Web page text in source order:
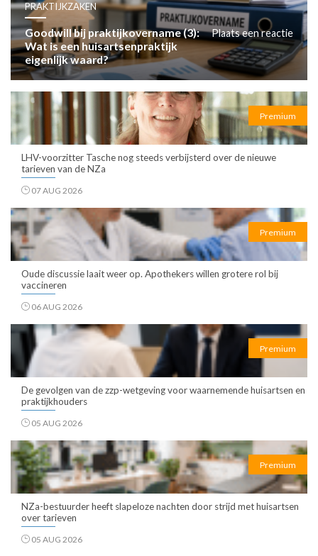
PRAKTIJKZAKEN
Goodwill bij praktijkovername (3):
Wat is een huisartsenpraktijk
eigenlijk waard?
Plaats een reactie
Premium
LHV-voorzitter Tasche nog steeds verbijsterd over de nieuwe
tarieven van de NZa
07 AUG 2026
Premium
Oude discussie laait weer op. Apothekers willen grotere rol bij
vaccineren
06 AUG 2026
Premium
De gevolgen van de zzp-wetgeving voor waarnemende huisartsen en
praktijkhouders
05 AUG 2026
Premium
NZa-bestuurder heeft slapeloze nachten door strijd met huisartsen
over tarieven
05 AUG 2026